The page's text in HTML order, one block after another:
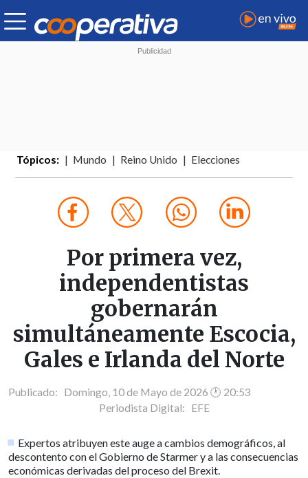
Tópicos: Mundo Reino Unido Elecciones
Por primera vez,
independentistas
gobernarán
simultáneamente Escocia,
Gales e Irlanda del Norte
Publicado: Domingo, 10 de Mayo de 2026 🕐 20:53
Periodista Digital: EFE
Expertos atribuyen este auge a cambios demográficos, al
descontento con el Gobierno de Starmer y a las consecuencias
económicas derivadas del proceso del Brexit.